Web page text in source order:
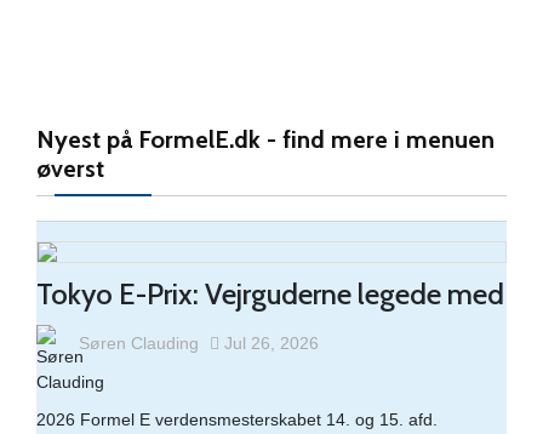
BMW i5 M60 xDrive: Årets Bil på
Nyest på FormelE.dk - find mere i menuen
øverst
Tokyo E-Prix: Vejrguderne legede med
Søren Clauding Jul 26, 2026
2026 Formel E verdensmesterskabet 14. og 15. afd.